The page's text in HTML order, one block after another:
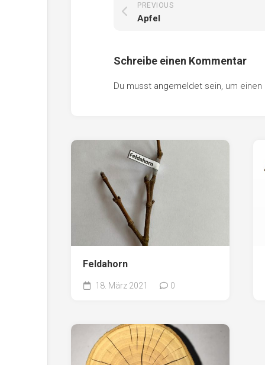
PREVIOUS
Apfel
Schreibe einen Kommentar
Du musst angemeldet sein, um
Feldahorn
18. März 2021 0